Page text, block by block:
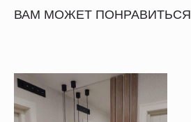
ВАМ МОЖЕТ ПОНРАВИТЬСЯ